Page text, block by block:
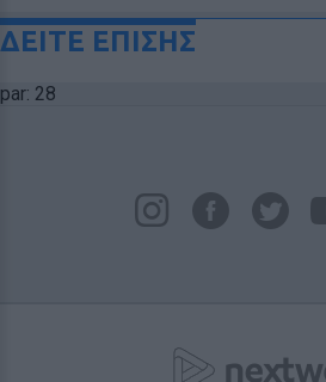
ΔΕΙΤΕ ΕΠΙΣΗΣ
par: 28